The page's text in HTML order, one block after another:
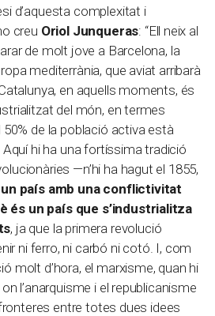
d’aquesta complexitat i
creu Oriol Junqueras: “Ell neix al
de molt jove a Barcelona, la
mediterrània, que aviat arribarà
en aquells moments, és
del món, en termes
de la població activa està
hi ha una fortíssima tradició
—n’hi ha hagut el 1855,
país amb una conflictivitat
és un país que s’industrialitza
, ja que la primera revolució
ni ferro, ni carbó ni cotó. I, com
molt d’hora, el marxisme, quan hi
l’anarquisme i el republicanisme
entre totes dues idees